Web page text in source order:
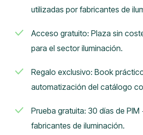
utilizadas por fabricantes de
Acceso gratuito: Plaza sin
para el sector iluminación.
Regalo exclusivo: Book
automatización del catálogo
Prueba gratuita: 30 días de PIM
fabricantes de iluminación.